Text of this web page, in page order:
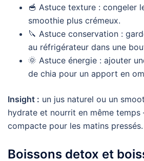
🥣 Astuce texture : congeler
smoothie plus crémeux.
🔪 Astuce conservation :
au réfrigérateur dans une
🌞 Astuce énergie : ajouter
de chia pour un apport en
Insight : un jus naturel ou un
hydrate et nourrit en même
compacte pour les matins pressés.
Boissons detox et